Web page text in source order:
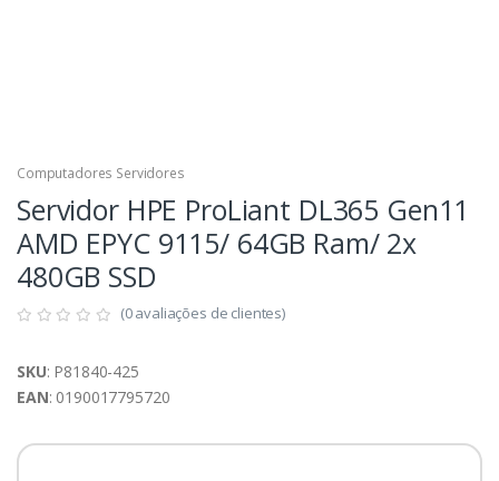
Computadores Servidores
Servidor HPE ProLiant DL365 Gen11
AMD EPYC 9115/ 64GB Ram/ 2x
480GB SSD
(0 avaliações de clientes)
SKU: P81840-425
EAN: 0190017795720